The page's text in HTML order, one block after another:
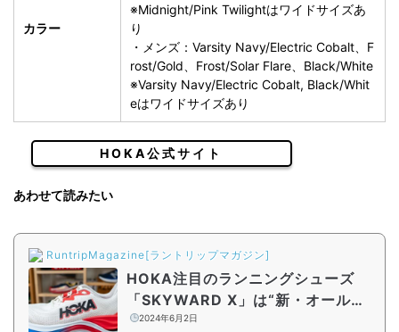
カラー
※Midnight/Pink Twilightはワイドサイズあ
り
・メンズ：Varsity Navy/Electric Cobalt、F
rost/Gold、Frost/Solar Flare、Black/White
※Varsity Navy/Electric Cobalt, Black/Whit
eはワイドサイズあり
HOKA公式サイト
あわせて読みたい
RuntripMagazine[ラントリップマガジン]
HOKA注目のランニングシューズ
「SKYWARD X」は“新・オールラ
ウンダー”。その理由をシューズアド
2024年6月2日